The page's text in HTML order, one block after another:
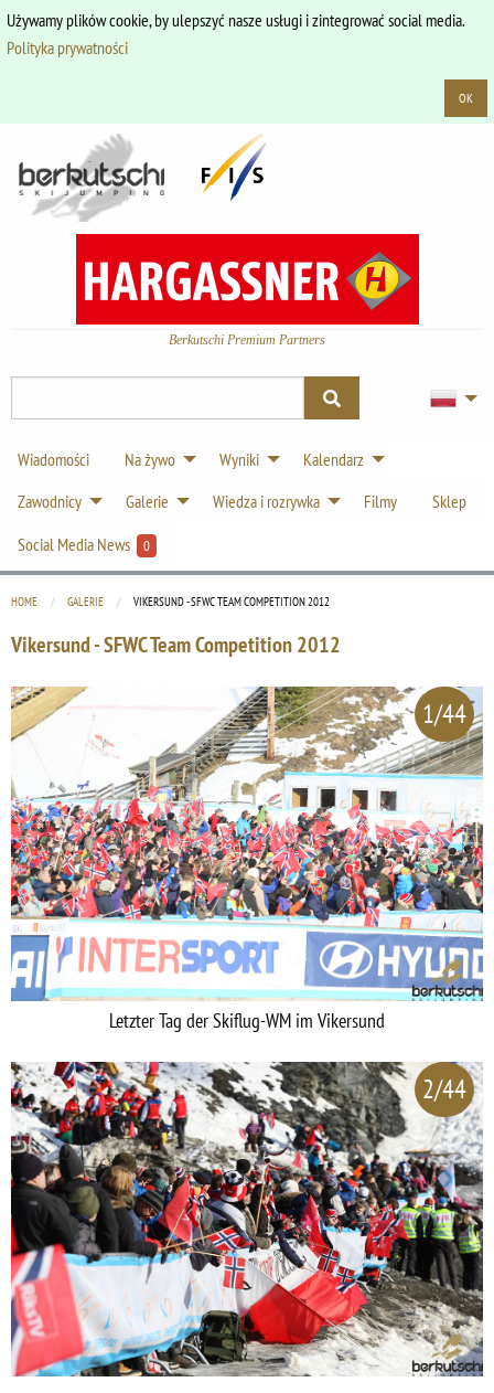
Używamy plików cookie, by ulepszyć nasze usługi i zintegrować social media.
Polityka prywatności
OK
Berkutschi Premium Partners
Wiadomości Na żywo Wyniki
Kalendarz
Zawodnicy
Galerie Wiedza i rozrywka Filmy
Sklep
Social Media News
0
HOME GALERIE CURRENT:
VIKERSUND - SFWC TEAM COMPETITION 2012
Vikersund - SFWC Team Competition 2012
1/44
Letzter Tag der Skiflug-WM im Vikersund
2/44